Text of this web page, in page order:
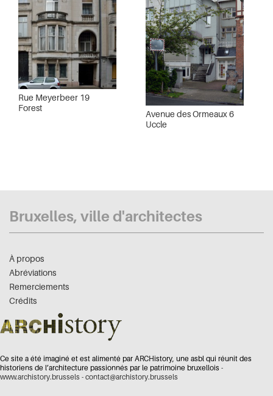
Rue Meyerbeer 19
Forest
Avenue des Ormeaux 6
Uccle
Bruxelles, ville d'architectes
À propos
Abréviations
Remerciements
Crédits
Ce site a été imaginé et est alimenté par ARCHistory, une asbl qui réunit des
historiens de l’architecture passionnés par le patrimoine bruxellois -
www.archistory.brussels - contact@archistory.brussels